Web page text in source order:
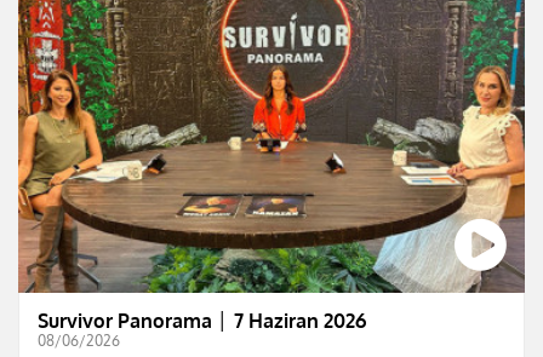
Survivor Panorama │ 7 Haziran 2026
08/06/2026